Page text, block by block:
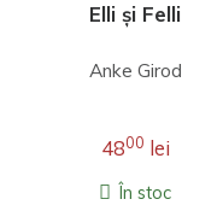
Elli și Felli
Anke Girod
4800 lei
În stoc